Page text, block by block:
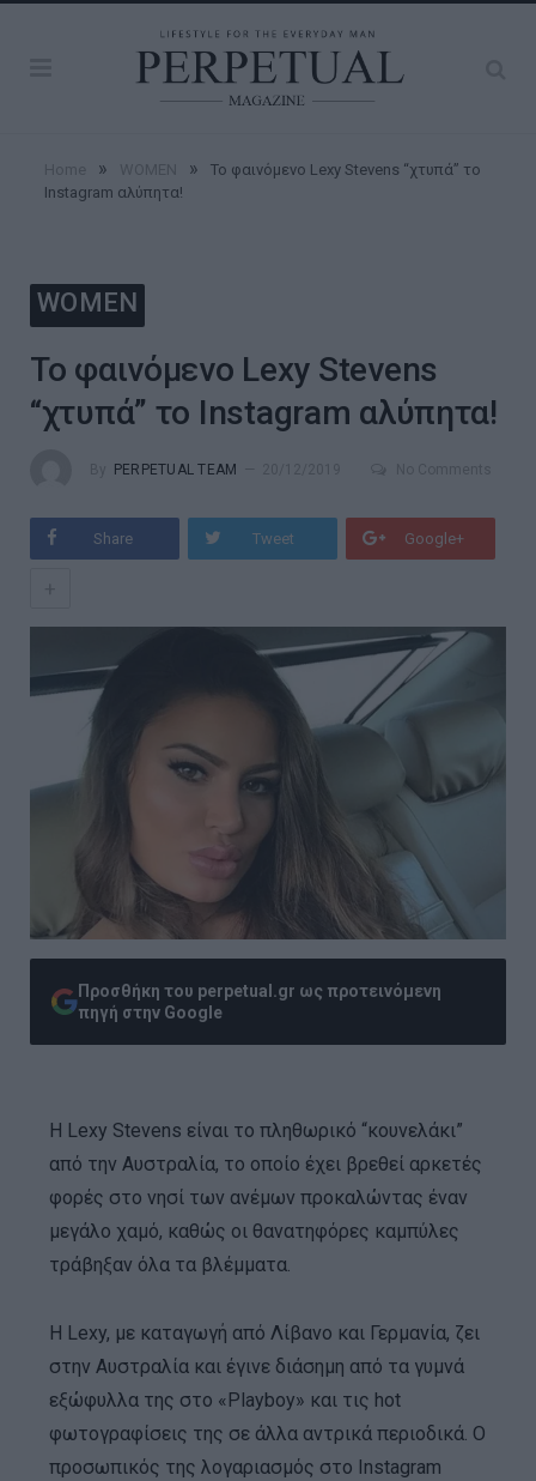
» »
Το φαινόμενο Lexy Stevens “χτυπά” το
Instagram αλύπητα!
WOMEN
Το φαινόμενο Lexy Stevens
“χτυπά” το Instagram αλύπητα!
PERPETUAL TEAM
Share Tweet Google+
Προσθήκη του perpetual.gr ως προτεινόμενη
πηγή στην Google
Η Lexy Stevens είναι το πληθωρικό “κουνελάκι”
από την Αυστραλία, το οποίο έχει βρεθεί αρκετές
φορές στο νησί των ανέμων προκαλώντας έναν
μεγάλο χαμό, καθώς οι θανατηφόρες καμπύλες
τράβηξαν όλα τα βλέμματα.
Η Lexy, με καταγωγή από Λίβανο και Γερμανία, ζει
στην Αυστραλία και έγινε διάσημη από τα γυμνά
εξώφυλλα της στο «Playboy» και τις hot
φωτογραφίσεις της σε άλλα αντρικά περιοδικά. Ο
προσωπικός της λογαριασμός στο Instagram